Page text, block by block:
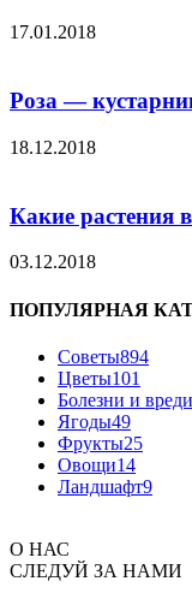
17.01.2018
Роза —
18.12.2018
Какие растения
03.12.2018
ПОПУЛЯРНАЯ
Советы894
Цветы101
Болезни и
Ягоды49
Фрукты25
Овощи14
Ландшафт9
О НАС
СЛЕДУЙ ЗА НАМИ